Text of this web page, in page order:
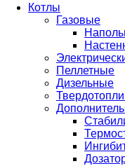
Котлы
Газовые
Пеллетные
Дизельные